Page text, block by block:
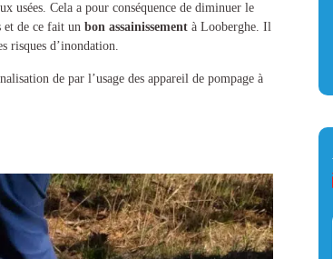
usées. Cela a pour conséquence de diminuer le
et de ce fait un bon assainissement à Looberghe. Il
risques d’inondation.
de par l’usage des appareil de pompage à